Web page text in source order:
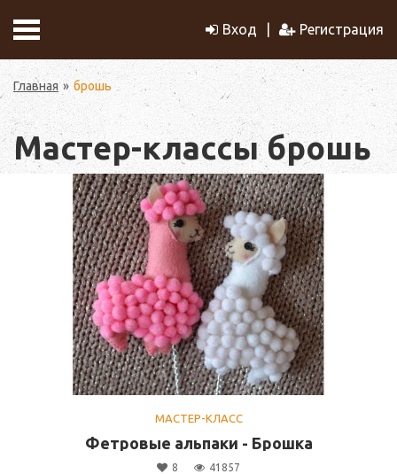
Вход Регистрация
Главная брошь
Мастер-классы брошь
МАСТЕР-КЛАСС
Фетровые альпаки - Брошка
8 41857